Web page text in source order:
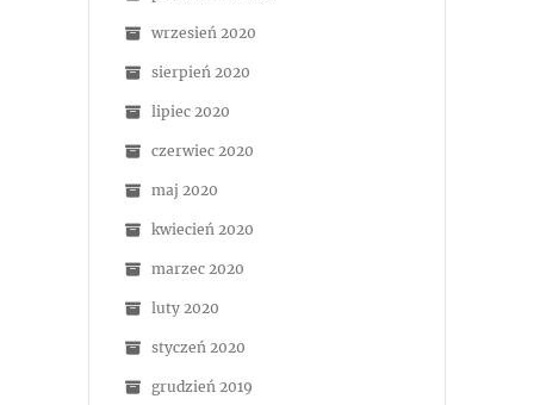
wrzesień 2020
sierpień 2020
lipiec 2020
czerwiec 2020
maj 2020
kwiecień 2020
marzec 2020
luty 2020
styczeń 2020
grudzień 2019